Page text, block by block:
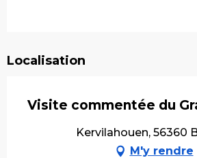
Localisation
Visite commentée du
Kervilahouen, 56360
M'y rendre